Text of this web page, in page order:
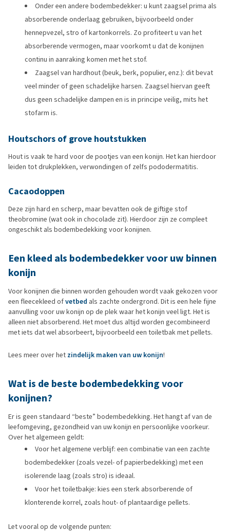
Onder een andere bodembedekker: u kunt zaagsel prima als
absorberende onderlaag gebruiken, bijvoorbeeld onder
hennepvezel, stro of kartonkorrels. Zo profiteert u van het
absorberende vermogen, maar voorkomt u dat de konijnen
continu in aanraking komen met het stof.
Zaagsel van hardhout (beuk, berk, populier, enz.): dit bevat
veel minder of geen schadelijke harsen. Zaagsel hiervan geeft
dus geen schadelijke dampen en is in principe veilig, mits het
stofarm is.
Houtschors of grove houtstukken
Hout is vaak te hard voor de pootjes van een konijn. Het kan hierdoor
leiden tot drukplekken, verwondingen of zelfs pododermatitis.
Cacaodoppen
Deze zijn hard en scherp, maar bevatten ook de giftige stof
theobromine (wat ook in chocolade zit). Hierdoor zijn ze compleet
ongeschikt als bodembedekking voor konijnen.
Een kleed als bodembedekker voor uw binnen
konijn
Voor konijnen die binnen worden gehouden wordt vaak gekozen voor
een fleecekleed ofvetbed als zachte ondergrond. Dit is een hele fijne
aanvulling voor uw konijn op de plek waar het konijn veel ligt. Het is
alleen niet absorberend. Het moet dus altijd worden gecombineerd
met iets dat wel absorbeert, bijvoorbeeld een toiletbak met pellets.
Lees meer over het zindelijk maken van uw konijn!
Wat is de beste bodembedekking voor
konijnen?
Er is geen standaard “beste” bodembedekking. Het hangt af van de
leefomgeving, gezondheid van uw konijn en persoonlijke voorkeur.
Over het algemeen geldt:
Voor het algemene verblijf: een combinatie van een zachte
bodembedekker (zoals vezel- of papierbedekking) met een
isolerende laag (zoals stro) is ideaal.
Voor het toiletbakje: kies een sterk absorberende of
klonterende korrel, zoals hout- of plantaardige pellets.
Let vooral op de volgende punten: